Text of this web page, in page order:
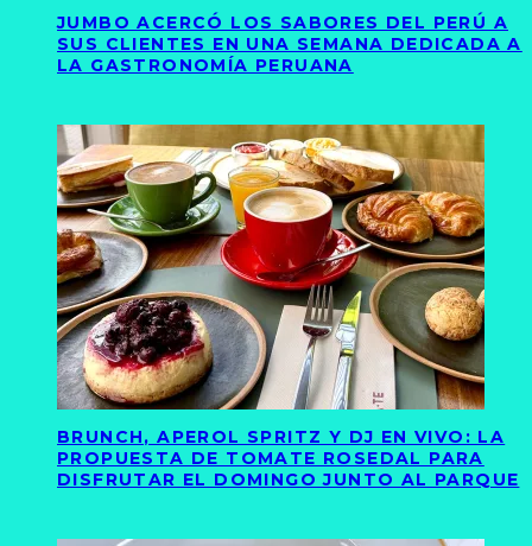
JUMBO ACERCÓ LOS SABORES DEL PERÚ A
SUS CLIENTES EN UNA SEMANA DEDICADA A
LA GASTRONOMÍA PERUANA
BRUNCH, APEROL SPRITZ Y DJ EN VIVO: LA
PROPUESTA DE TOMATE ROSEDAL PARA
DISFRUTAR EL DOMINGO JUNTO AL PARQUE